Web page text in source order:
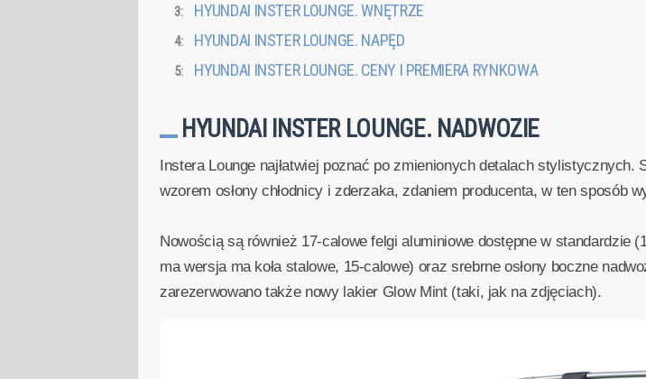
HYUNDAI INSTER LOUNGE. WNĘTRZE
HYUNDAI INSTER LOUNGE. NAPĘD
HYUNDAI INSTER LOUNGE. CENY I PREMIERA RYNKOWA
HYUNDAI INSTER LOUNGE. NADWOZIE
Instera Lounge najłatwiej poznać po zmienionych detalach
wzorem osłony chłodnicy i zderzaka, zdaniem producenta, w ten sposób
Nowością są również 17-calowe felgi aluminiowe dostępne w standardzie
ma wersja ma koła stalowe, 15-calowe) oraz srebrne osłony boczne
zarezerwowano także nowy lakier Glow Mint (taki, jak na zdjęciach).